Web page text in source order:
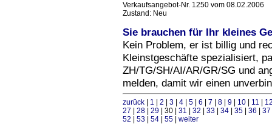
Verkaufsangebot-Nr. 1250 vom 08.02.2006
Zustand: Neu
Sie brauchen für Ihr kleines
Kein Problem, er ist billig und
Kleinstgeschäfte spezialisiert,
ZH/TG/SH/AI/AR/GR/SG und
melden, damit wir einen
zurück 1 2 3 4 5 6 7 8 9 10 11
27
28 29 | 30 | 31 32 33 34 35 36
37
52
53 54 55 weiter